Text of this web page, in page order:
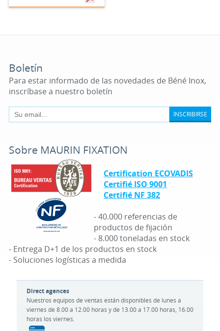
Boletín
Para estar informado de las novedades de Béné Inox,
inscríbase a nuestro boletín
INSCRIBIRSE
Sobre MAURIN FIXATION
Certification ECOVADIS
Certifié ISO 9001
Certifié NF 382
- 40.000 referencias de
productos de fijación
- 8.000 toneladas en stock
- Entrega D+1 de los productos en stock
- Soluciones logísticas a medida
Direct agences
Nuestros equipos de ventas están disponibles de lunes a
viernes de 8.00 a 12.00 horas y de 13.00 a 17.00 horas, 16.00
horas los viernes.